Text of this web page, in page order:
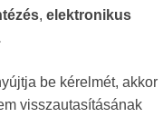
, elektronikus
be kérelmét, akkor
visszautasításának